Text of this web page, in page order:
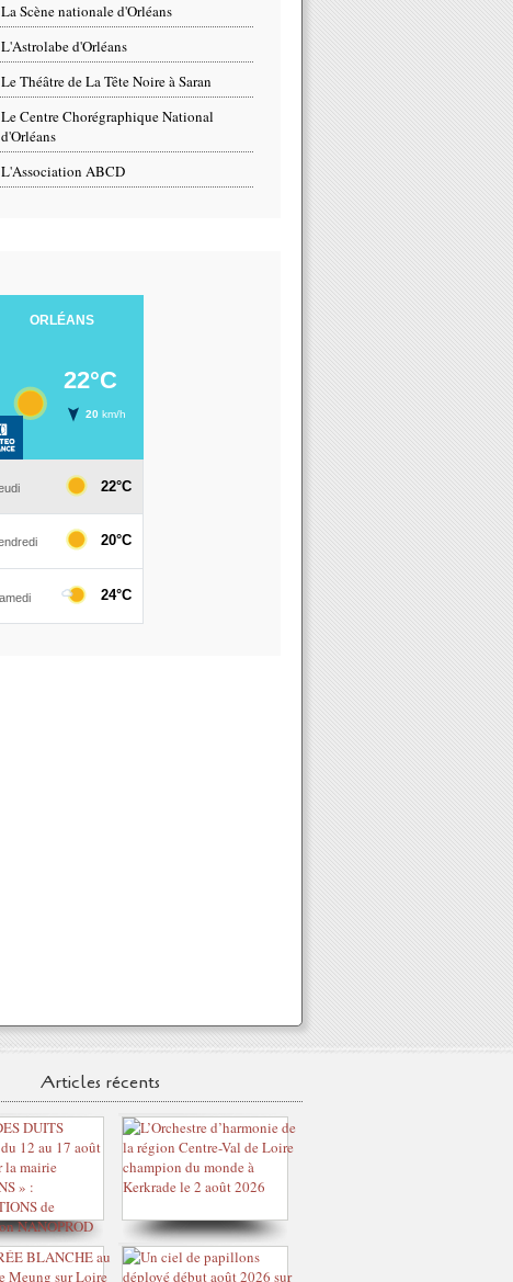
La Scène nationale d'Orléans
L'Astrolabe d'Orléans
Le Théâtre de La Tête Noire à Saran
Le Centre Chorégraphique National
d'Orléans
L'Association ABCD
Articles récents